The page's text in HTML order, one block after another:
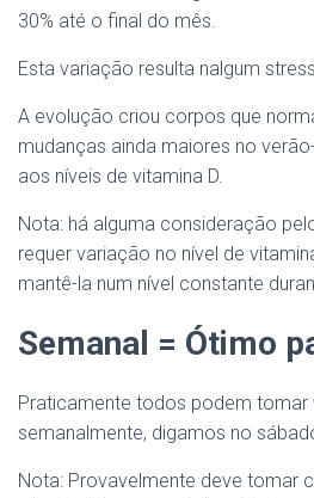
30% até o final do mês.
Esta variação resulta nalgum
A evolução criou corpos que
mudanças ainda maiores no
aos níveis de vitamina D.
Nota: há alguma consideração
requer variação no nível de
mantê-la num nível constante
Semanal = Ótimo
Praticamente todos podem tomar
semanalmente, digamos no
Nota: Provavelmente deve tomar